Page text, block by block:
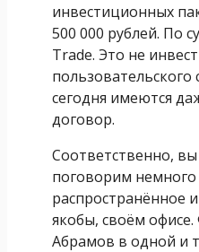
инвестиционных
500 000 рублей. По
Trade. Это не
сегодня имеются
договор.
Соответственно,
поговорим
распространённое
якобы, своём
Абрамов в одной и